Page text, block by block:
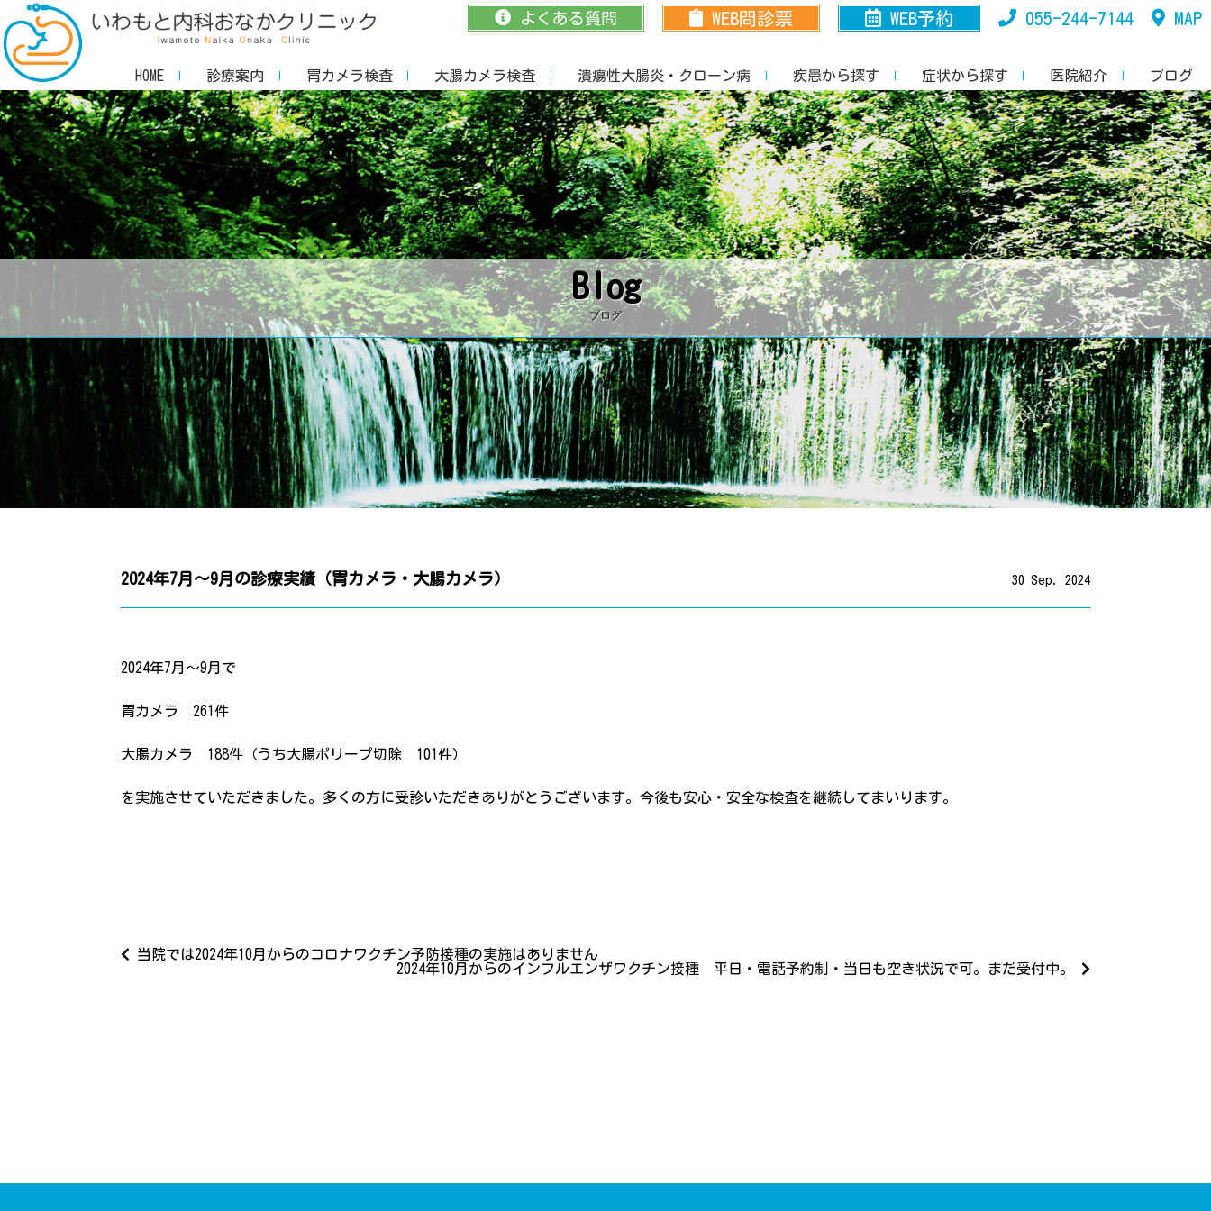
いわもと内科おなかクリニック｜甲府市向町
おなかに優しいかかりつけ医
HOME 診療案内 胃カメラ検査 大腸カメラ検査 潰瘍性大腸炎・クローン病 疾患から探す 症状から探す 医院紹介 ブログ
よくある質問 WEB問診票 WEB予約 055-244-7144 MAP
Blog
ブログ
2024年7月～9月の診療実績（胃カメラ・大腸カメラ） 30 Sep. 2024
2024年7月～9月で
胃カメラ 261件
大腸カメラ 188件（うち大腸ポリープ切除 101件）
を実施させていただきました。多くの方に受診いただきありがとうございます。今後も安心・安全な検査を継続してまいります。
当院では2024年10月からのコロナワクチン予防接種の実施はありません
2024年10月からのインフルエンザワクチン接種 平日・電話予約制・当日も空き状況で可。まだ受付中。